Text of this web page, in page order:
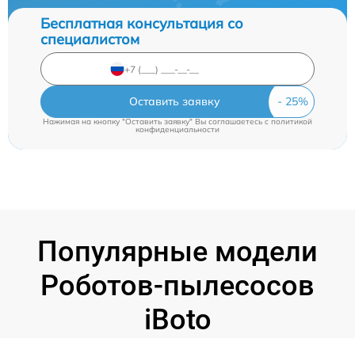
Бесплатная консультация со
специалистом
Оставить заявку
Нажимая на кнопку "Оставить заявку" Вы соглашаетесь c политикой
конфиденциальности
Популярные модели
Роботов-пылесосов
iBoto